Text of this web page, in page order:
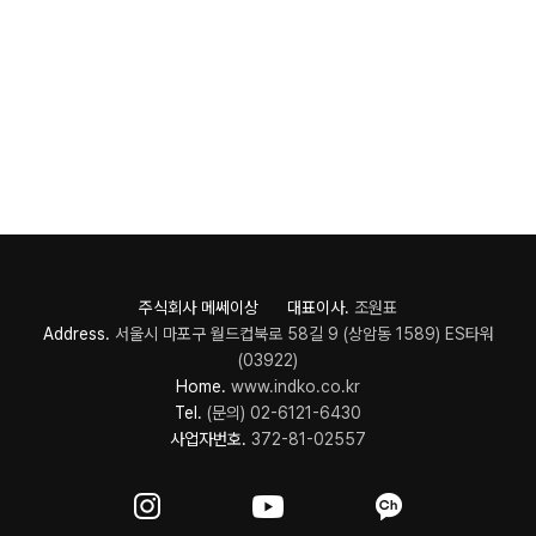
주식회사 메쎄이상 대표이사. 조원표
Address. 서울시 마포구 월드컵북로 58길 9 (상암동 1589) ES타워
(03922)
Home. www.indko.co.kr
Tel. (문의) 02-6121-6430
사업자번호. 372-81-02557